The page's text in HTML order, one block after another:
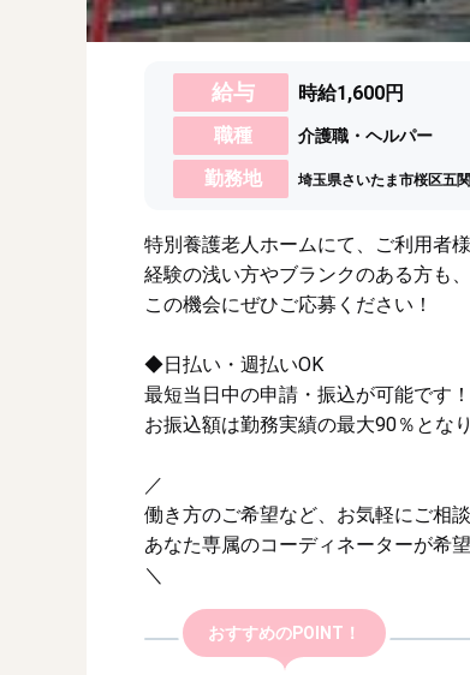
給与
時給1,600円
職種
介護職・ヘルパー
勤務地 埼玉県さいたま市桜区五関
特別養護老人ホームにて、ご利用者
経験の浅い方やブランクのある方も
この機会にぜひご応募ください！
◆日払い・週払いOK
最短当日中の申請・振込が可能です！
お振込額は勤務実績の最大90％とな
／
働き方のご希望など、お気軽にご相談
あなた専属のコーディネーターが希
＼
おすすめのPOINT！